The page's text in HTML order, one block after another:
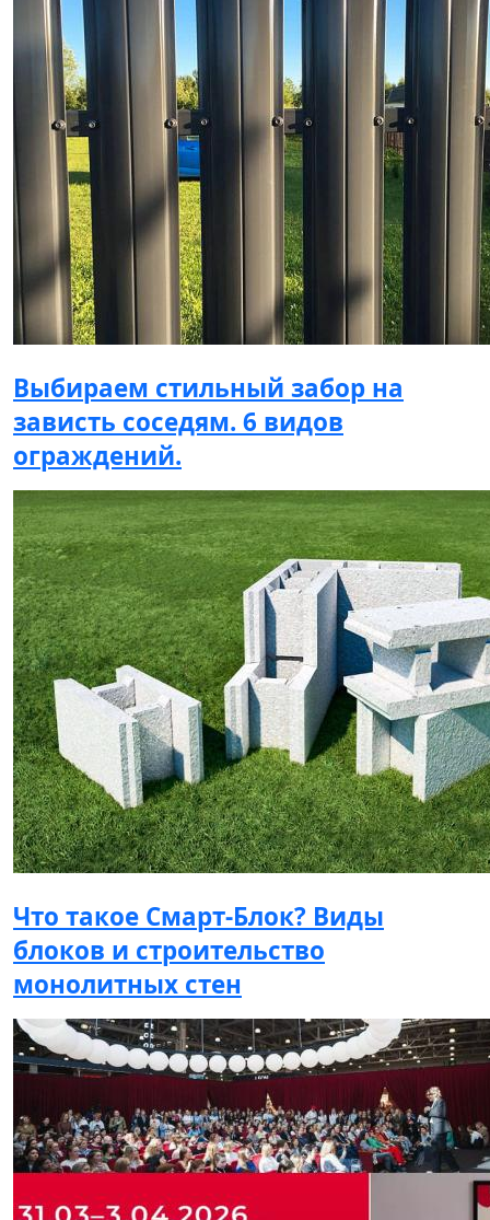
Выбираем стильный забор на
зависть соседям. 6 видов
ограждений.
Что такое Смарт-Блок? Виды
блоков и строительство
монолитных стен